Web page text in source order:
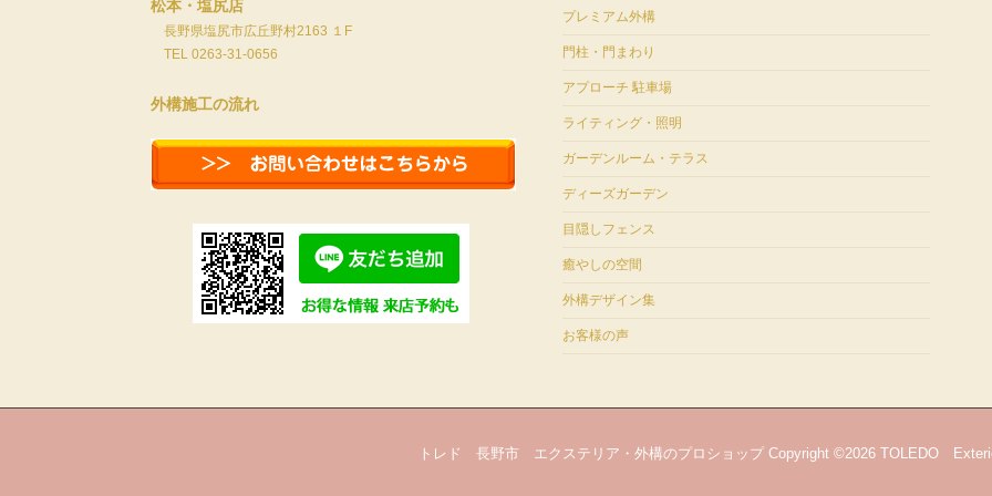
松本・塩尻店
長野県塩尻市広丘野村2163 １F
TEL 0263-31-0656
外構施工の流れ
プレミアム外構
門柱・門まわり
アプローチ 駐車場
ライティング・照明
ガーデンルーム・テラス
ディーズガーデン
目隠しフェンス
癒やしの空間
外構デザイン集
お客様の声
トレド 長野市 エクステリア・外構のプロショップ Copyright ©2026 TOLEDO